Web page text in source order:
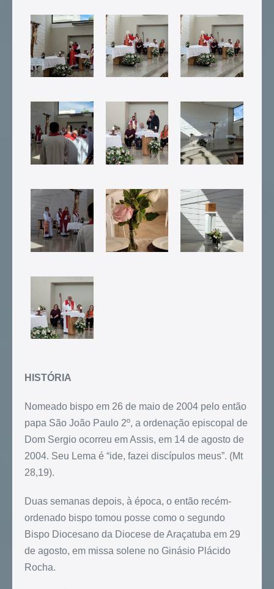
HISTÓRIA
Nomeado bispo em 26 de maio de 2004 pelo então
papa São João Paulo 2º, a ordenação episcopal de
Dom Sergio ocorreu em Assis, em 14 de agosto de
2004. Seu Lema é “ide, fazei discípulos meus”. (Mt
28,19).
Duas semanas depois, à época, o então recém-
ordenado bispo tomou posse como o segundo
Bispo Diocesano da Diocese de Araçatuba em 29
de agosto, em missa solene no Ginásio Plácido
Rocha.